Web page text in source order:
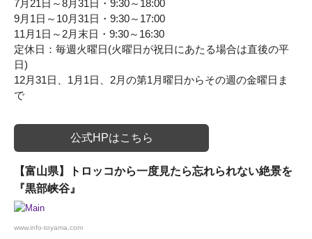
7月21日～8月31日・9:30～18:00
9月1日～10月31日・9:30～17:00
11月1日～2月末日・9:30～16:30
定休日：毎週火曜日(火曜日が祝日にあたる場合は直後の平
日)
12月31日、1月1日、2月の第1月曜日からその週の金曜日ま
で
公式HPはこちら
【富山県】トロッコから一度見たら忘れられない絶景を
『黒部峡谷』
www.info-toyama.com